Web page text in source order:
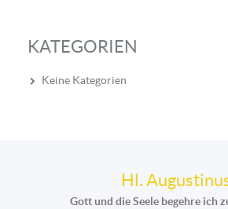
KATEGORIEN
Keine Kategorien
Hl.
Gott und die Seele begehre ich